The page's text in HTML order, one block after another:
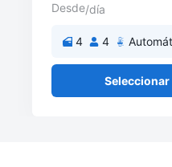
Desde/día
4 4
Seleccionar